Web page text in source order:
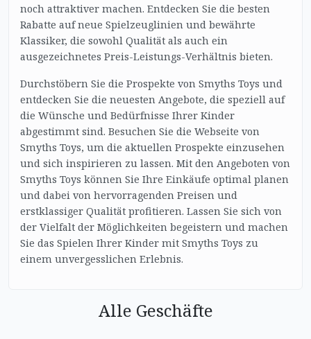
noch attraktiver machen. Entdecken Sie die besten
Rabatte auf neue Spielzeuglinien und bewährte
Klassiker, die sowohl Qualität als auch ein
ausgezeichnetes Preis-Leistungs-Verhältnis bieten.
Durchstöbern Sie die Prospekte von Smyths Toys und
entdecken Sie die neuesten Angebote, die speziell auf
die Wünsche und Bedürfnisse Ihrer Kinder
abgestimmt sind. Besuchen Sie die Webseite von
Smyths Toys, um die aktuellen Prospekte einzusehen
und sich inspirieren zu lassen. Mit den Angeboten von
Smyths Toys können Sie Ihre Einkäufe optimal planen
und dabei von hervorragenden Preisen und
erstklassiger Qualität profitieren. Lassen Sie sich von
der Vielfalt der Möglichkeiten begeistern und machen
Sie das Spielen Ihrer Kinder mit Smyths Toys zu
einem unvergesslichen Erlebnis.
Alle Geschäfte